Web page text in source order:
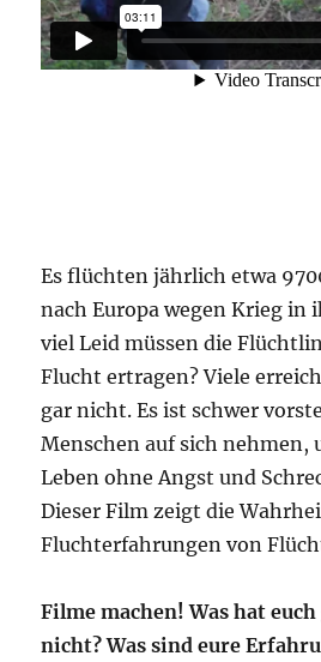
Es flüchten jährlich etwa
nach Europa wegen Krieg in
viel Leid müssen die
Flucht ertragen? Viele
gar nicht. Es ist schwer
Menschen auf sich nehmen,
Leben ohne Angst und
Dieser Film zeigt die
Fluchterfahrungen von
Filme machen! Was hat euch
nicht? Was sind eure